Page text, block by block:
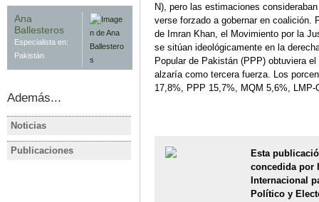
N), pero las estimaciones
verse forzado a gobernar en coalición.
de Imran Khan, el Movimiento por la
se sitúan ideológicamente en la
Popular de Pakistán (PPP) obtuviera
alzaría como tercera fuerza. Los
17,8%, PPP 15,7%, MQM 5,6%,
Esta
concedida por
Internacional
Político y
Ana
Ballesteros
Especialista en:
Pakistán
Además...
Noticias
ministro interino hasta
victoria
parciales
Publicaciones
PAKISTÁN
PAKISTAN Imran Khan pierde
el poder en la primera moción
PAKISTÁN
FE
de julio de